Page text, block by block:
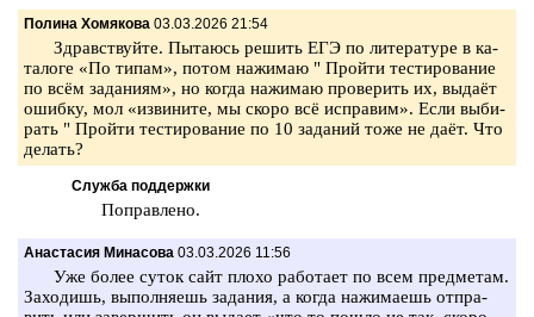
Полина Хомякова 03.03.2026 21:54
Здрав­ствуй­те. Пы­та­юсь ре­шить ЕГЭ по ли­те­ра­ту­ре в ка­
та­ло­ге «По типам», потом на­жи­маю " Прой­ти те­сти­ро­ва­ние
по всём за­да­ни­ям», но когда на­жи­маю про­ве­рить их, выдаёт
ошиб­ку, мол «из­ви­ни­те, мы скоро всё ис­пра­вим». Если вы­би­
рать " Прой­ти те­сти­ро­ва­ние по 10 за­да­ний тоже не даёт. Что
де­лать?
Служба поддержки
По­прав­ле­но.
Анастасия Минасова 03.03.2026 11:56
Уже более суток сайт плохо ра­бо­та­ет по всем пред­ме­там.
За­хо­дишь, вы­пол­ня­ешь за­да­ния, а когда на­жи­ма­ешь от­пра­